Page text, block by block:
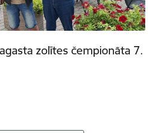
zolītes čempionāta 7.